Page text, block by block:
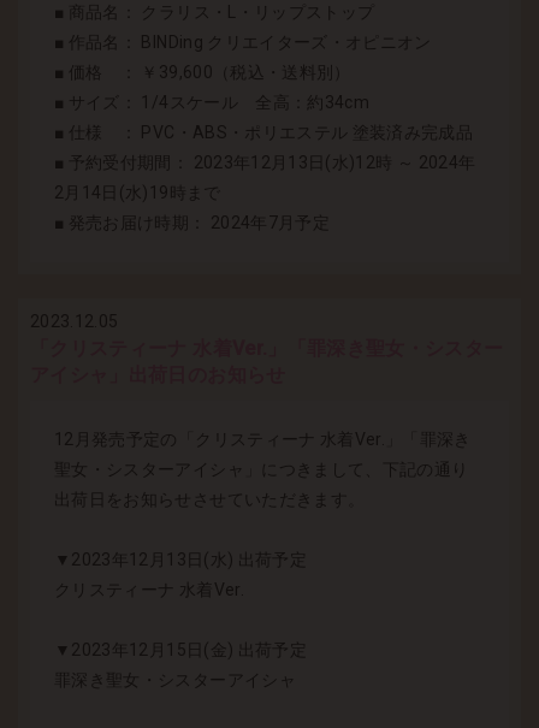
■ 商品名： クラリス・L・リップストップ
■ 作品名： BINDing クリエイターズ・オピニオン
■ 価格 ： ￥39,600（税込・送料別）
■ サイズ： 1/4スケール 全高：約34cm
■ 仕様 ： PVC・ABS・ポリエステル 塗装済み完成品
■ 予約受付期間： 2023年12月13日(水)12時 ～ 2024年
2月14日(水)19時まで
■ 発売お届け時期： 2024年7月予定
2023.12.05
12月発売予定の「クリスティーナ 水着Ver.」「罪深き
聖女・シスターアイシャ」につきまして、下記の通り
出荷日をお知らせさせていただきます。
▼2023年12月13日(水) 出荷予定
クリスティーナ 水着Ver.
▼2023年12月15日(金) 出荷予定
罪深き聖女・シスターアイシャ